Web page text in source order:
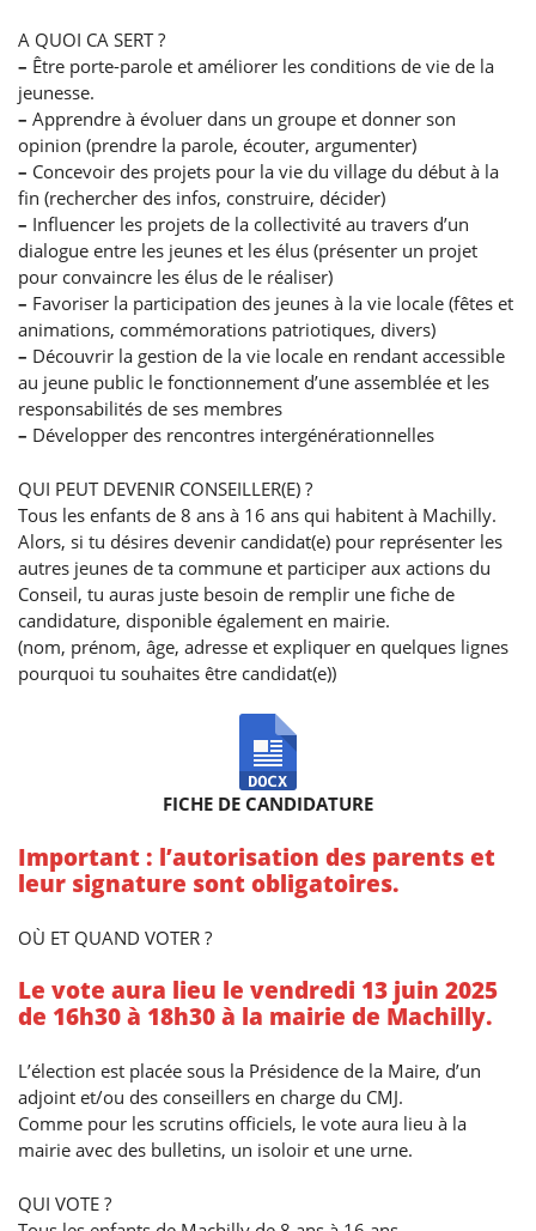
A QUOI CA SERT ?
– Être porte-parole et améliorer les conditions de vie de la
jeunesse.
– Apprendre à évoluer dans un groupe et donner son
opinion (prendre la parole, écouter, argumenter)
– Concevoir des projets pour la vie du village du début à la
fin (rechercher des infos, construire, décider)
– Influencer les projets de la collectivité au travers d’un
dialogue entre les jeunes et les élus (présenter un projet
pour convaincre les élus de le réaliser)
– Favoriser la participation des jeunes à la vie locale (fêtes et
animations, commémorations patriotiques, divers)
– Découvrir la gestion de la vie locale en rendant accessible
au jeune public le fonctionnement d’une assemblée et les
responsabilités de ses membres
– Développer des rencontres intergénérationnelles
QUI PEUT DEVENIR CONSEILLER(E) ?
Tous les enfants de 8 ans à 16 ans qui habitent à Machilly.
Alors, si tu désires devenir candidat(e) pour représenter les
autres jeunes de ta commune et participer aux actions du
Conseil, tu auras juste besoin de remplir une fiche de
candidature, disponible également en mairie.
(nom, prénom, âge, adresse et expliquer en quelques lignes
pourquoi tu souhaites être candidat(e))
FICHE DE CANDIDATURE
Important : l’autorisation des parents et
leur signature sont obligatoires.
OÙ ET QUAND VOTER ?
Le vote aura lieu le vendredi 13 juin 2025
de 16h30 à 18h30 à la mairie de Machilly.
L’élection est placée sous la Présidence de la Maire, d’un
adjoint et/ou des conseillers en charge du CMJ.
Comme pour les scrutins officiels, le vote aura lieu à la
mairie avec des bulletins, un isoloir et une urne.
QUI VOTE ?